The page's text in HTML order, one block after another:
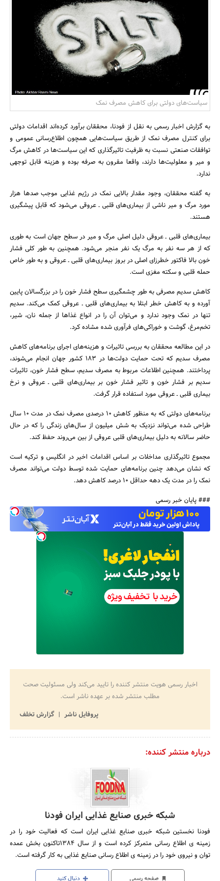
بانک، بیمه و سرمایه
مسکن و ساختمان
جستجو
سیاست‌های دولتی برای کاهش مصرف نمک
به گزارش اخبار رسمی به نقل از فودنا، محققان برآورد کرده‌اند اقدامات دولتی
برای کنترل مصرف نمک از طریق سیاست‌هایی همچون اطلاع‌رسانی عمومی و
توافقات صنعتی نسبت به ظرفیت تاثیرگذاری که این سیاست‌ها در کاهش مرگ
و میر و معلولیت‌ها دارند، واقعا مقرون به صرفه بوده و هزینه قابل توجهی
ندارد.
به گفته محققان، وجود مقدار بالایی نمک در رژیم غذایی موجب صدها هزار
مورد مرگ و میر ناشی از بیماری‌های قلبی ـ عروقی می‌شود که قابل پیشگیری
هستند.
بیماری‌های قلبی ـ عروقی دلیل اصلی مرگ و میر در سطح جهان است به طوری
که از هر سه نفر به مرگ یک نفر منجر می‌شود. همچنین به طور کلی فشار
خون بالا فاکتور خطرزای اصلی در بروز بیماری‌های قلبی ـ عروقی و به طور خاص
حمله قلبی و سکته مغزی است.
کاهش سدیم مصرفی به طور چشمگیری سطح فشار خون را در بزرگسالان پایین
آورده و به کاهش خطر ابتلا به بیماری‌های قلبی ـ عروقی کمک می‌کند. سدیم
تنها در نمک وجود ندارد و می‌توان آن را در انواع غذاها از جمله نان، شیر،
تخم‌مرغ، گوشت و خوراکی‌های فرآوری شده مشاده کرد.
در این مطالعه محققان به بررسی تاثیرات و هزینه‌های اجرای برنامه‌های کاهش
مصرف سدیم که تحت حمایت دولت‌ها در ۱۸۳ کشور جهان انجام می‌شوند،
پرداختند. همچنین اطلاعات مربوط به مصرف سدیم، سطح فشار خون، تاثیرات
سدیم بر فشار خون و تاثیر فشار خون بر بیماری‌های قلبی ـ عروقی و نرخ
بیماری قلبی ـ عروقی مورد استفاده قرار گرفت.
برنامه‌های دولتی که به منظور کاهش ۱۰ درصدی مصرف نمک در مدت ۱۰ سال
طراحی شده می‌تواند نزدیک به شش میلیون از سال‌های زندگی را که در حال
حاضر سالانه به دلیل بیماری‌های قلبی عروقی از بین می‌روند حفظ کند.
مجموع تاثیرگذاری مداخلات بر اساس اقدامات اخیر در انگلیس و ترکیه است
که نشان می‌دهد چنین برنامه‌های حمایت شده توسط دولت می‌تواند مصرف
نمک را در مدت یک دهه حداقل ۱۰ درصد کاهش دهد.
### پایان خبر رسمی
اخبار رسمی هویت منتشر کننده را تایید می‌کند ولی مسئولیت صحت
مطلب منتشر شده بر عهده ناشر است.
پروفایل ناشر
گزارش تخلف
درباره منتشر کننده:
شبکه خبری صنایع غذایی ایران فودنا
فودنا نخستین شبکه خبری صنایع غذایی ایران است که فعالیت خود را در
زمینه­ ی اطلاع­ رسانی متمرکز کرده است و از سال 1384تاکنون بخش عمده
توان و نیروی خود را در زمینه­ ی اطلاع ­رسانی صنایع غذایی به کار گرفته است.
صفحه رسمی دنبال کنید